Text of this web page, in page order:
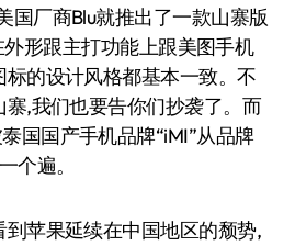
国厂商Blu就推出了一款山寨版
形跟主打功能上跟美图手机
的设计风格都基本一致。不
,我们也要告你们抄袭了。而
国国产手机品牌“iMI”从品牌
个遍。
苹果延续在中国地区的颓势,